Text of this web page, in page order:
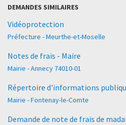
DEMANDES SIMILAIRES
Vidéoprotection
Préfecture - Meurthe-et-Moselle
Notes de frais - Maire
Mairie - Annecy 74010-01
Répertoire d'informations
Mairie - Fontenay-le-Comte
Demande de note de frais de